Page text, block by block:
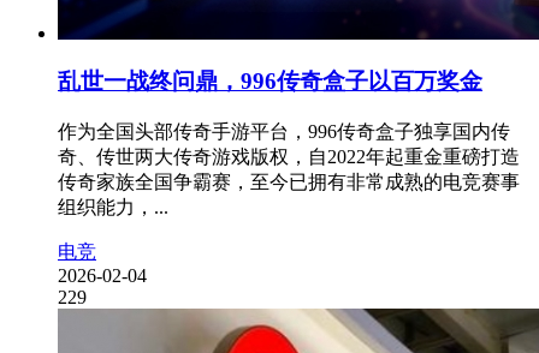
乱世一战终问鼎，996传奇盒子以百万奖金
作为全国头部传奇手游平台，996传奇盒子独享国内传
奇、传世两大传奇游戏版权，自2022年起重金重磅打造
传奇家族全国争霸赛，至今已拥有非常成熟的电竞赛事
组织能力，...
电竞
2026-02-04
229